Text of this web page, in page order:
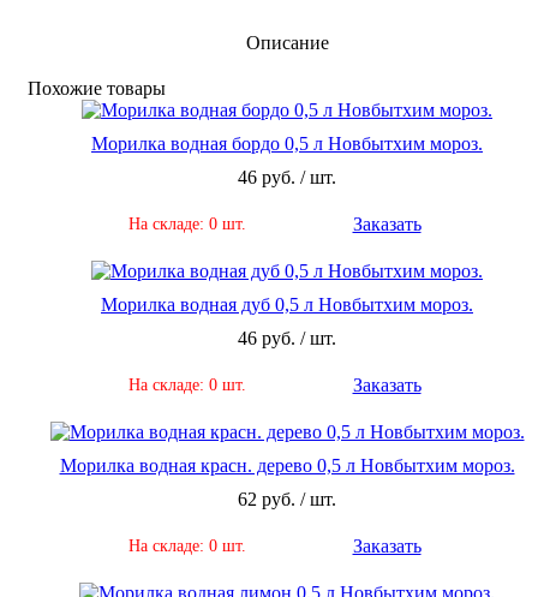
Описание
По­хо­жие то­ва­ры
Морилка водная бордо 0,5 л Новбытхим мороз.
46 руб. / шт.
На складе: 0 шт. Заказать
Морилка водная дуб 0,5 л Новбытхим мороз.
46 руб. / шт.
На складе: 0 шт. Заказать
Морилка водная красн. дерево 0,5 л Новбытхим мороз.
62 руб. / шт.
На складе: 0 шт. Заказать